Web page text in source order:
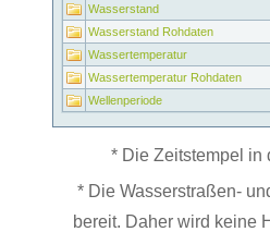
Wasserstand
Wasserstand Rohdaten
Wassertemperatur
Wassertemperatur Rohdaten
Wellenperiode
* Die Zeitstempel in
* Die Wasserstraßen-
bereit. Daher wird keine